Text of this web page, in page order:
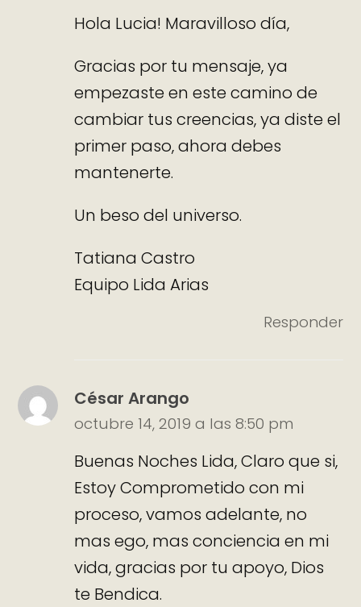
Hola Lucia! Maravilloso día,
Gracias por tu mensaje, ya
empezaste en este camino de
cambiar tus creencias, ya diste el
primer paso, ahora debes
mantenerte.
Un beso del universo.
Tatiana Castro
Equipo Lida Arias
Responder
César Arango
octubre 14, 2019 a las 8:50 pm
Buenas Noches Lida, Claro que si,
Estoy Comprometido con mi
proceso, vamos adelante, no
mas ego, mas conciencia en mi
vida, gracias por tu apoyo, Dios
te Bendica.